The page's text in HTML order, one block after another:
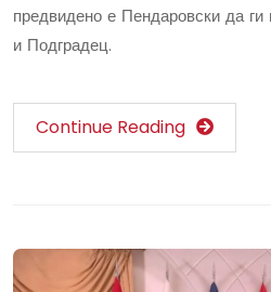
предвидено е Пендаровски да
и Подградец.
Continue Reading